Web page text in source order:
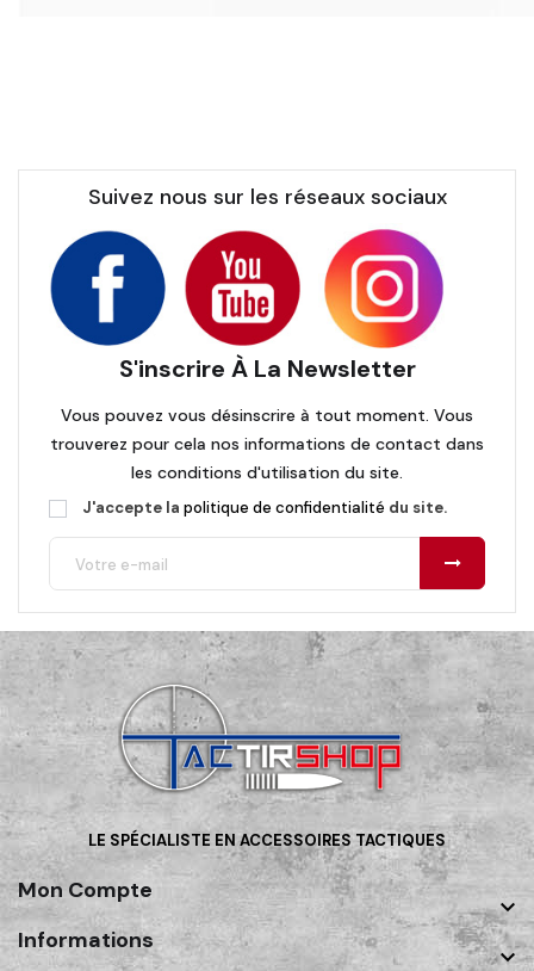
Suivez nous sur les réseaux sociaux
S'inscrire À La Newsletter
Vous pouvez vous désinscrire à tout moment. Vous
trouverez pour cela nos informations de contact dans
les conditions d'utilisation du site.
J'accepte la politique de confidentialité du site.
LE SPÉCIALISTE EN ACCESSOIRES TACTIQUES
Mon Compte

Informations
